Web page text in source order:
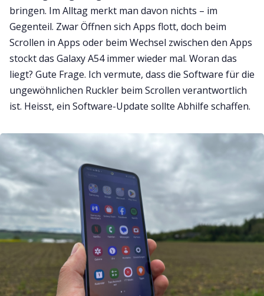
bringen. Im Alltag merkt man davon nichts – im
Gegenteil. Zwar Öffnen sich Apps flott, doch beim
Scrollen in Apps oder beim Wechsel zwischen den Apps
stockt das Galaxy A54 immer wieder mal. Woran das
liegt? Gute Frage. Ich vermute, dass die Software für die
ungewöhnlichen Ruckler beim Scrollen verantwortlich
ist. Heisst, ein Software-Update sollte Abhilfe schaffen.